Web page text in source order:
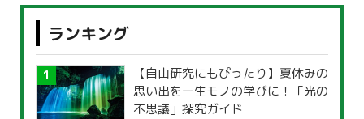
ランキング
【自由研究にもぴったり】夏休みの
思い出を一生モノの学びに！「光の
不思議」探究ガイド